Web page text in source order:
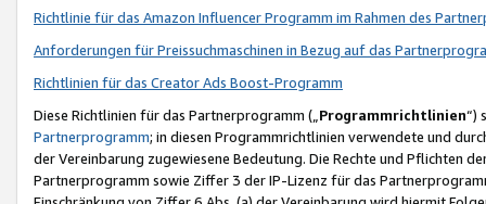
Richtlinie für das Amazon Influencer Programm im Rahmen des
Anforderungen für Preissuchmaschinen in Bezug auf das
Richtlinien für das Creator Ads Boost-Programm
Diese Richtlinien für das Partnerprogramm („Programmrichtlinien“)
Partnerprogramm; in diesen Programmrichtlinien verwendete und
der Vereinbarung zugewiesene Bedeutung. Die Rechte und Pflichten
Partnerprogramm sowie Ziffer 3 der IP-Lizenz für das